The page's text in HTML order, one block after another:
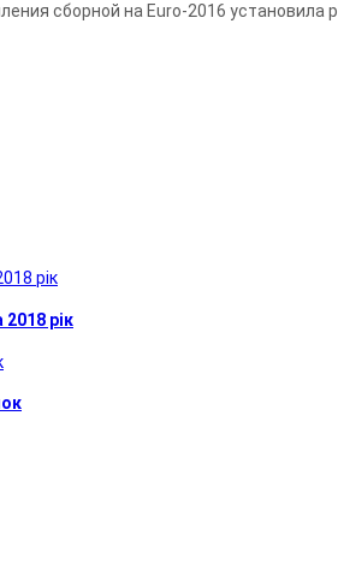
сборной на Euro-2016 установила
рік